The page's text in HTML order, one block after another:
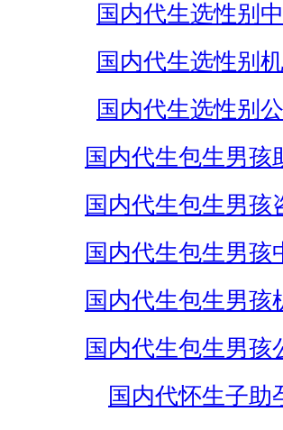
国内代生选性别
国内代生选性别
国内代生选性别
国内代生包生男孩
国内代生包生男孩
国内代生包生男孩
国内代生包生男孩
国内代生包生男孩
国内代怀生子助